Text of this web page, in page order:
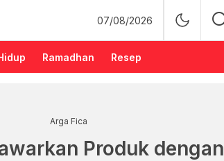
07/08/2026
Ramadhan Resep
Arga Fica
Produk dengan